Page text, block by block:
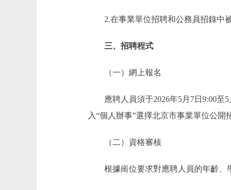
2.在事業單位招聘和公務員招錄中被
三、招聘程式
（一）網上報名
應聘人員須于2026年5月7日9:00至5
入“個人辦事”選擇北京市事業單位公開
（二）資格審核
根據崗位要求對應聘人員的年齡、學